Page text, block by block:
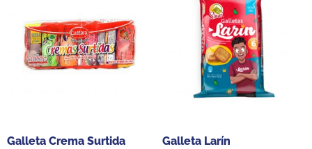
Galleta Crema Surtida Galleta Larín